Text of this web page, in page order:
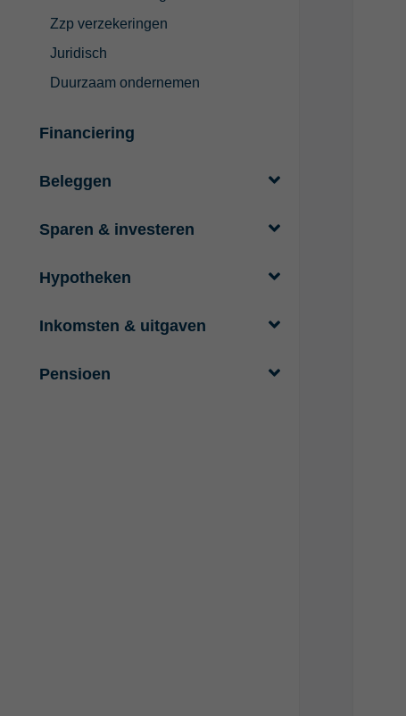
Zzp verzekeringen
Juridisch
Duurzaam ondernemen
Financiering
Beleggen
Sparen & investeren
Hypotheken
Inkomsten & uitgaven
Pensioen